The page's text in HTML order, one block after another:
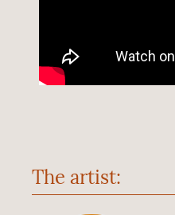
The artist: